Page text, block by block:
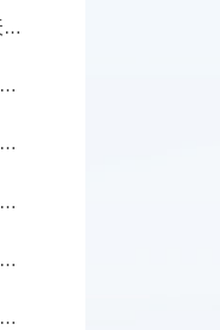
精工筑造民生空间 陕煤建设天工公司承建榆林化学小厂前区餐厅正式开业！
陕煤建设铜煤公司承建的西安重装铜川煤机液压支架数字智能化生产车间项目全面开工
陕煤建设天工公司：一杯热茶暖人心 细微服务显真情
陕煤建设天工公司召开青年员工座谈会
陕煤建设矿建三公司山阳项目提升系统成功试运行
赵敬凯深入合川电厂项目调研指导工作